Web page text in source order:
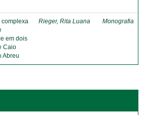
complexa
em dois
Caio
Abreu
Rieger, Rita Luana Monografia